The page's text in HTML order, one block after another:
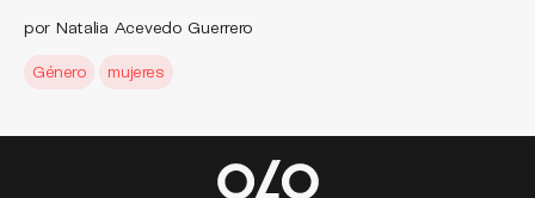
por Natalia Acevedo Guerrero
Género mujeres